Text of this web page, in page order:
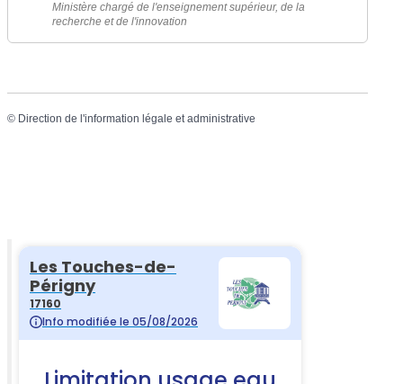
Ministère chargé de l'enseignement supérieur, de la
recherche et de l'innovation
© Direction de l'information légale et administrative